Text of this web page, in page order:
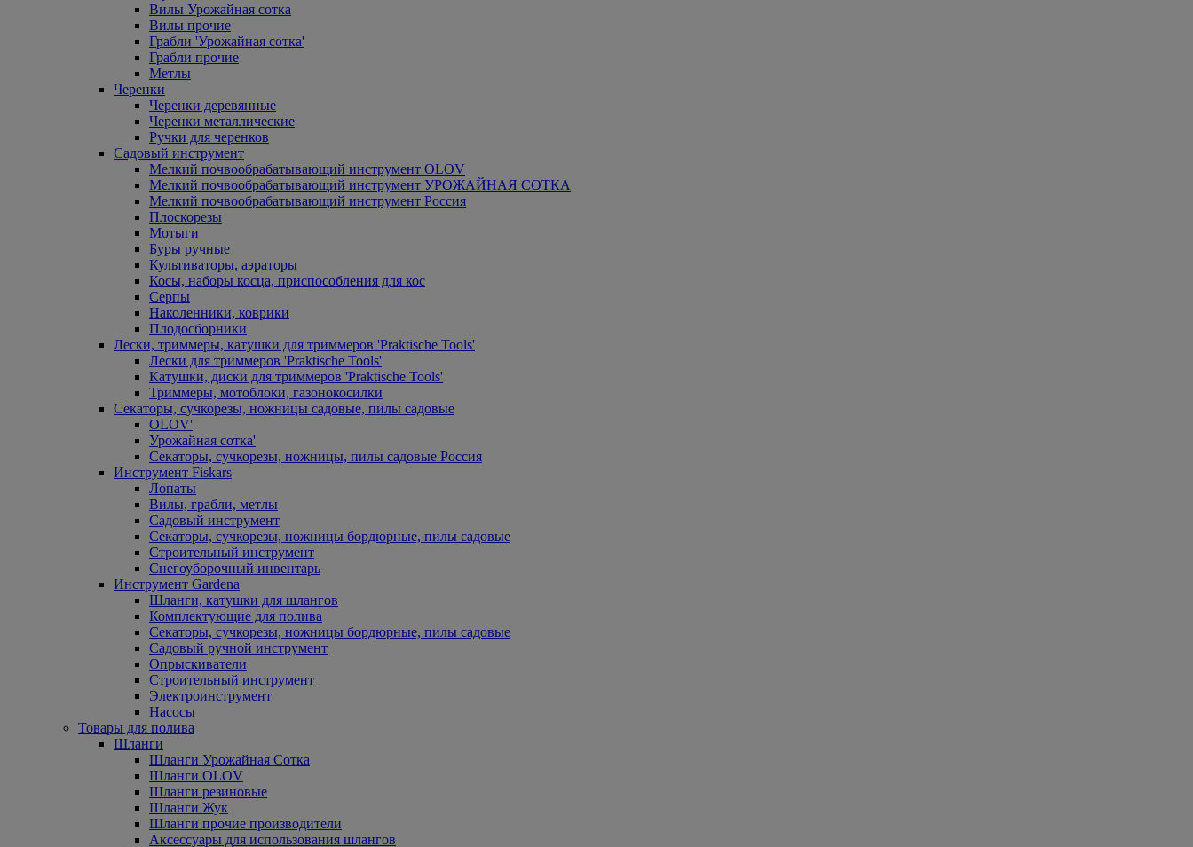
Вилы Урожайная сотка
Вилы прочие
Грабли 'Урожайная сотка'
Грабли прочие
Метлы
Черенки
Черенки деревянные
Черенки металлические
Ручки для черенков
Садовый инструмент
Мелкий почвообрабатывающий инструмент OLOV
Мелкий почвообрабатывающий инструмент УРОЖАЙНАЯ СОТКА
Мелкий почвообрабатывающий инструмент Россия
Плоскорезы
Мотыги
Буры ручные
Культиваторы, аэраторы
Косы, наборы косца, приспособления для кос
Серпы
Наколенники, коврики
Плодосборники
Лески, триммеры, катушки для триммеров 'Praktische Tools'
Лески для триммеров 'Praktische Tools'
Катушки, диски для триммеров 'Praktische Tools'
Триммеры, мотоблоки, газонокосилки
Секаторы, сучкорезы, ножницы садовые, пилы садовые
OLOV'
Урожайная сотка'
Секаторы, сучкорезы, ножницы, пилы садовые Россия
Инструмент Fiskars
Лопаты
Вилы, грабли, метлы
Садовый инструмент
Секаторы, сучкорезы, ножницы бордюрные, пилы садовые
Строительный инструмент
Снегоуборочный инвентарь
Инструмент Gardena
Шланги, катушки для шлангов
Комплектующие для полива
Секаторы, сучкорезы, ножницы бордюрные, пилы садовые
Садовый ручной инструмент
Опрыскиватели
Строительный инструмент
Электроинструмент
Насосы
Товары для полива
Шланги
Шланги Урожайная Сотка
Шланги OLOV
Шланги резиновые
Шланги Жук
Шланги прочие производители
Аксессуары для использования шлангов